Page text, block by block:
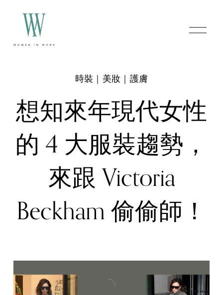
O
p
想知來年現代女性
的 4 大服裝趨勢，
來跟 Victoria
Beckham 偷偷師！
時裝｜美妝｜護膚